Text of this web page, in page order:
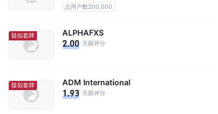
总用户数200,000
疑似套牌 ALPHAFXS
2.00 天眼评分
疑似套牌 ADM International
1.93 天眼评分